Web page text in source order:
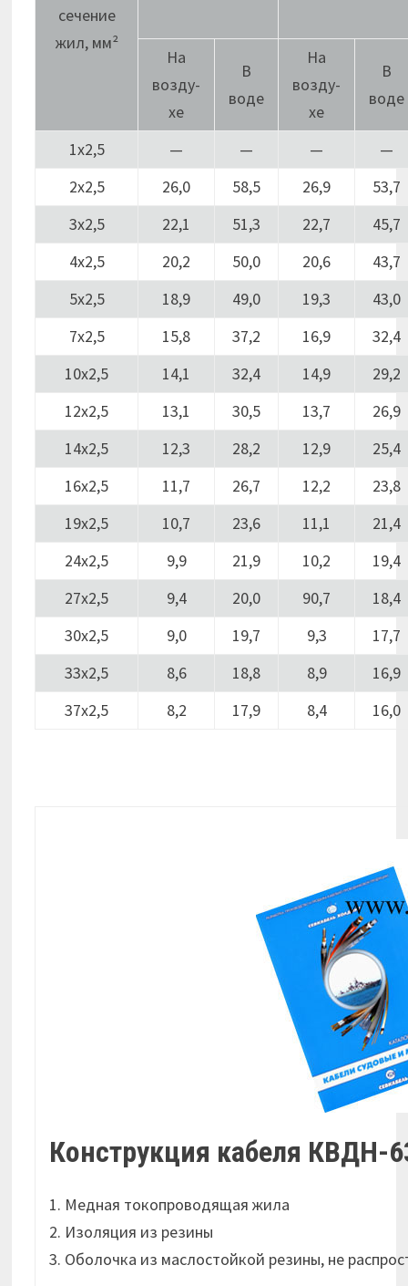
сечение
жил, мм²
На
возду-
хе
В
воде
На
возду-
хе
В
воде
1х2,5 — — —
—
2х2,5
26,0 58,5 26,9
53,7
3х2,5
22,1 51,3 22,7
45,7
4х2,5
20,2 50,0 20,6
43,7
5х2,5
18,9 49,0 19,3
43,0
7х2,5
15,8 37,2 16,9
32,4
10х2,5
14,1 32,4 14,9
29,2
12х2,5
13,1 30,5 13,7
26,9
14х2,5
12,3 28,2 12,9
25,4
16х2,5
11,7 26,7 12,2
23,8
19х2,5
10,7 23,6 11,1
21,4
24х2,5
9,9 21,9 10,2
19,4
27х2,5
9,4 20,0 90,7
18,4
30х2,5
9,0 19,7 9,3
17,7
33х2,5
8,6 18,8 8,9
16,9
37х2,5
8,2 17,9 8,4 16,0
Конструкция кабеля КВДН-
1. Медная токопроводящая жила
2. Изоляция из резины
3. Оболочка из маслостойкой резины, не